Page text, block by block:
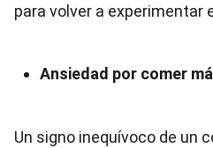
para volver a experimentar
Ansiedad por comer
Un signo inequívoco de un